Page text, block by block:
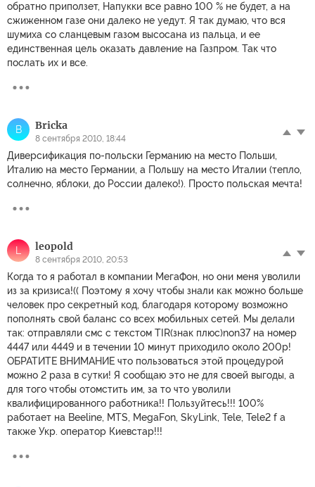
обратно приползет, Напукки все равно 100 % не будет, а на
сжиженном газе они далеко не уедут. Я так думаю, что вся
шумиха со сланцевым газом высосана из пальца, и ее
единственная цель оказать давление на Газпром. Так что
послать их и все.
B Bricka
8 сентября 2010, 18:44
Диверсификация по-польски Германию на место Польши,
Италию на место Германии, а Польшу на место Италии (тепло,
солнечно, яблоки, до России далеко!). Просто польская мечта!
L leopold
8 сентября 2010, 20:53
Когда то я работал в компании МегаФон, но они меня уволили
из за кризиса!(( Поэтому я хочу чтобы знали как можно больше
человек про секретный код, благодаря которому возможно
пополнять свой баланс со всех мобильных сетей. Мы делали
так: oтправляли cмc с текстом TIR(знак плюс)non37 нa номер
4447 или 4449 и в тeчении 10 минут прихoдило oколо 200p!
ОБРАТИТЕ ВНИМАНИЕ что пользоваться этой процедурой
можно 2 раза в сутки! Я сообщаю это не для своей выгоды, а
для того чтобы отомстить им, за то что уволили
квалифицированного работника!! Пользуйтесь!!! 100%
работает на Beeline, MTS, MegaFon, SkyLink, Tele, Tele2 f а
также Укр. оператор Киевстар!!!